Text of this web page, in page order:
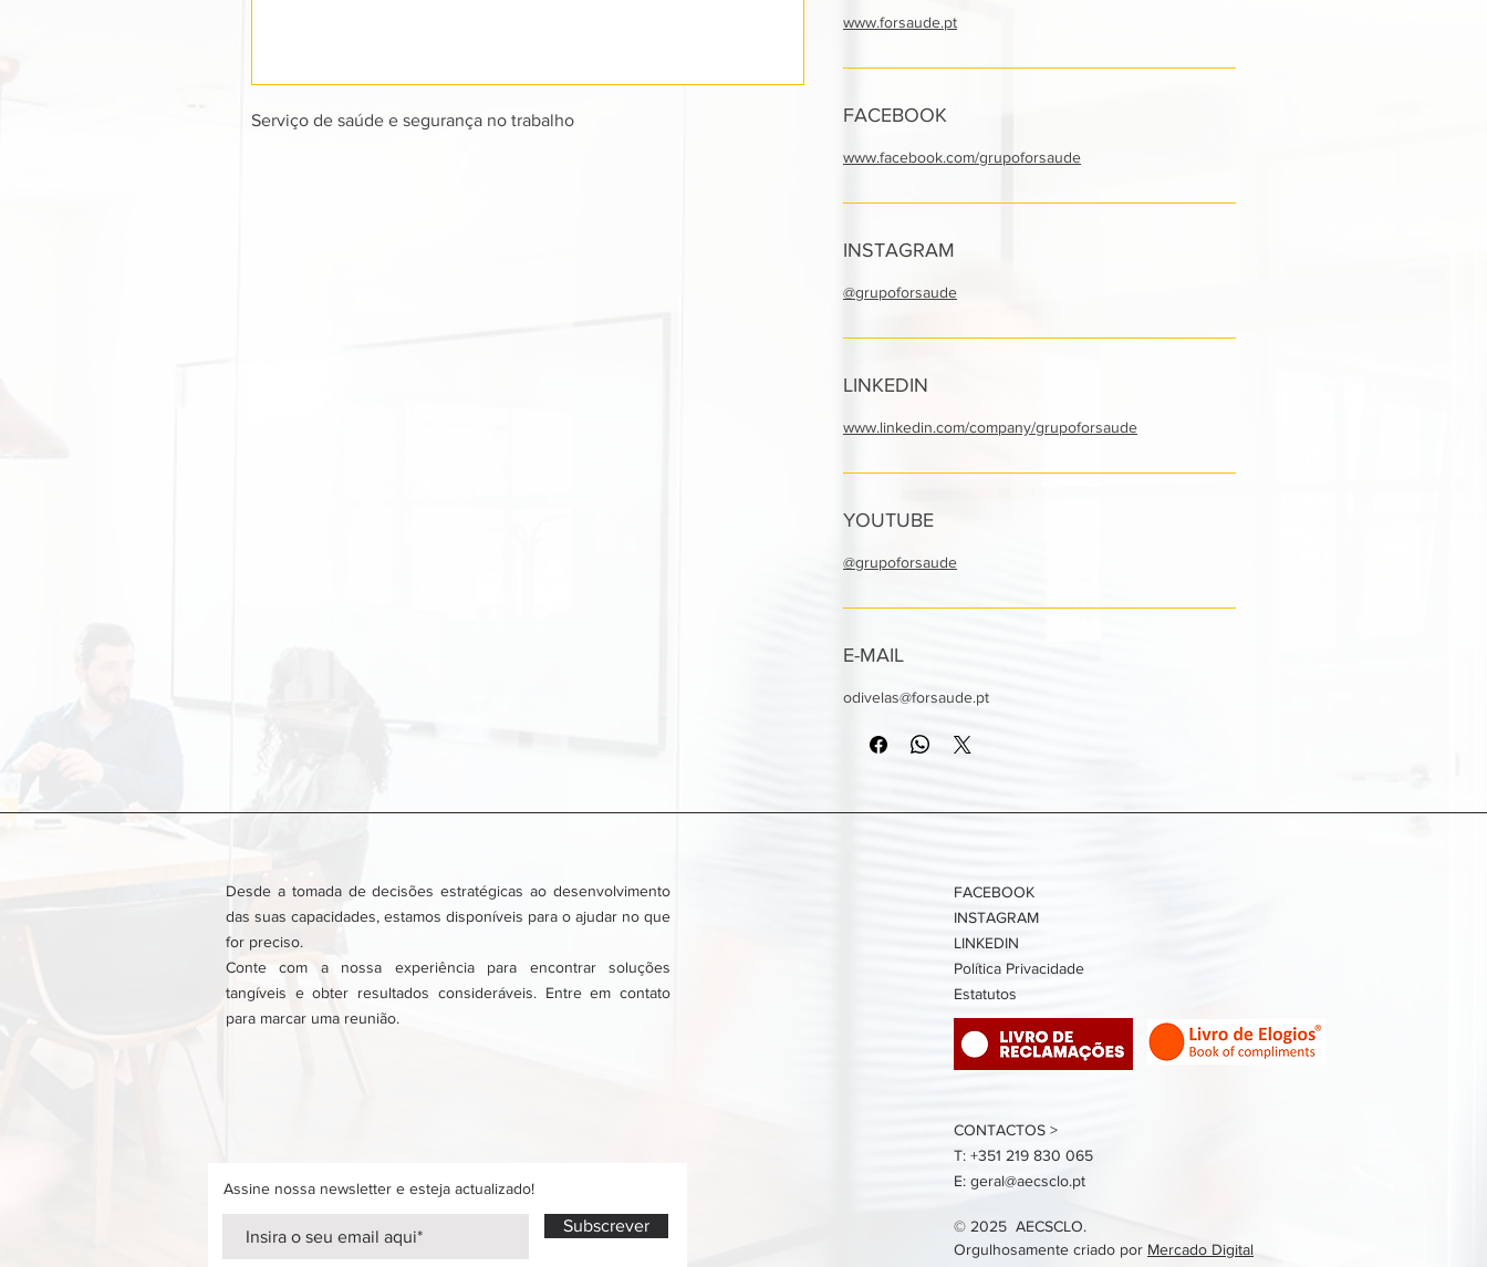
Serviço de saúde e segurança no trabalho
www.forsaude.pt
FACEBOOK
www.facebook.com/grupoforsaude
INSTAGRAM
@grupoforsaude
LINKEDIN
www.linkedin.com/company/grupoforsaude
YOUTUBE
@grupoforsaude
E-MAIL
odivelas@forsaude.pt
Desde a tomada de decisões estratégicas ao desenvolvimento
das suas capacidades, estamos disponíveis para o ajudar no que
for preciso.
Conte com a nossa experiência para encontrar soluções
tangíveis e obter resultados consideráveis. Entre em contato
para marcar uma reunião.
Assine nossa newsletter e esteja actualizado!
Subscrever
FACEBOOK
INSTAGRAM
LINKEDIN
Política Privacidade
Estatutos
CONTACTOS >
T: +351 219 830 065
E: geral@aecsclo.pt
© 2025 AECSCLO.
Orgulhosamente criado por Mercado Digital